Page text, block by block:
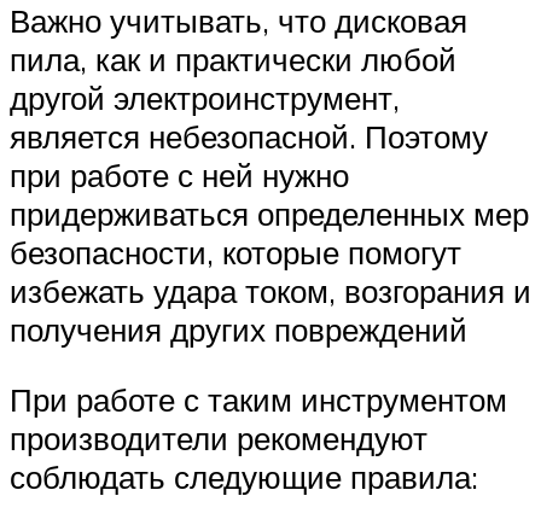
Важно учитывать, что дисковая
пила, как и практически любой
другой электроинструмент,
является небезопасной. Поэтому
при работе с ней нужно
придерживаться определенных мер
безопасности, которые помогут
избежать удара током, возгорания и
получения других повреждений
При работе с таким инструментом
производители рекомендуют
соблюдать следующие правила: